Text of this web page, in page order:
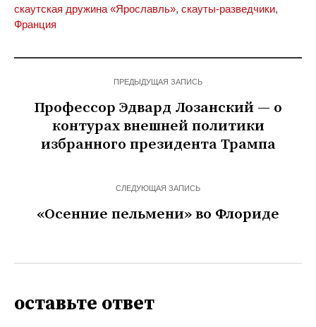
скаутская дружина «Ярославль», скауты-разведчики,
Франция
ПРЕДЫДУЩАЯ ЗАПИСЬ
Профессор Эдвард Лозанский — о
контурах внешней политики
избранного президента Трампа
СЛЕДУЮЩАЯ ЗАПИСЬ
«Осенние пельмени» во Флориде
оставьте ответ